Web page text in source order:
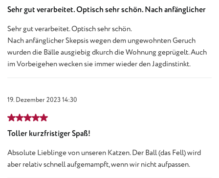
Sehr gut verarbeitet. Optisch sehr schön. Nach anfänglicher
Sehr gut verarbeitet. Optisch sehr schön.
Nach anfänglicher Skepsis wegen dem ungewohnten Geruch
wurden die Bälle ausgiebig dkurch die Wohnung geprügelt. Auch
im Vorbeigehen wecken sie immer wieder den Jagdinstinkt.
19. Dezember 2023 14:30
Bewertung mit 5 von 5 Sternen
Toller kurzfristiger Spaß!
Absolute Lieblinge von unseren Katzen. Der Ball (das Fell) wird
aber relativ schnell aufgemampft, wenn wir nicht aufpassen.